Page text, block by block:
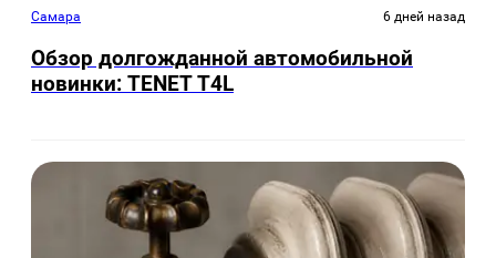
Самара 6 дней назад
Обзор долгожданной автомобильной
новинки: TENET Т4L